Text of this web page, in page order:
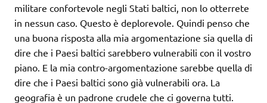
militare confortevole negli Stati baltici, non lo otterrete
in nessun caso. Questo è deplorevole. Quindi penso che
una buona risposta alla mia argomentazione sia quella di
dire che i Paesi baltici sarebbero vulnerabili con il vostro
piano. E la mia contro-argomentazione sarebbe quella di
dire che i Paesi baltici sono già vulnerabili ora. La
geografia è un padrone crudele che ci governa tutti.